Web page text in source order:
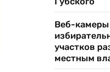
Веб-камеры
участков
местным